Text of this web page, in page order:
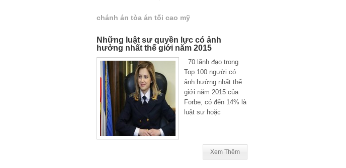
chánh án tòa án tối cao mỹ
Những luật sư quyền lực có ảnh
hưởng nhất thế giới năm 2015
70 lãnh đạo trong
Top 100 người có
ảnh hưởng nhất thế
giới năm 2015 của
Forbe, có đến 14% là
luật sư hoặc
Xem Thêm